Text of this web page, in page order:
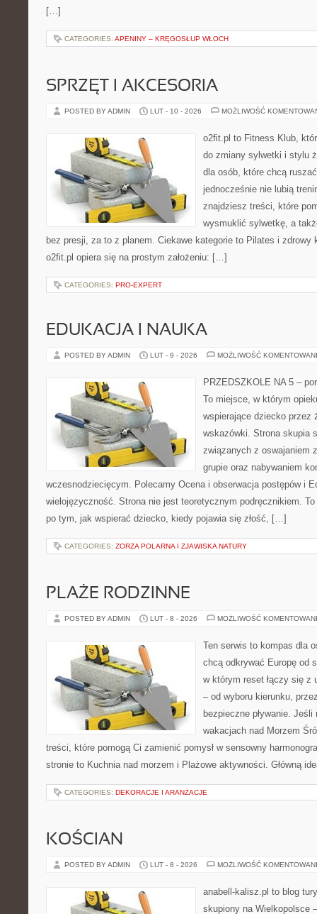
[…]
CATEGORIES: APENINY – KRĘGOSŁUP WŁOCH
SPRZĘT I AKCESORIA
POSTED BY ADMIN LUT - 10 - 2026 MOŻLIWOŚĆ
o2fit.pl to Fitness Klub,
do zmiany sylwetki i stylu
dla osób, które chcą
jednocześnie nie lubią
znajdziesz treści, które
wysmuklić sylwetkę, a
bez presji, za to z planem. Ciekawe kategorie to Pilates i zdrowy
o2fit.pl opiera się na prostym założeniu: […]
CATEGORIES: PRO-EXPERT
EDUKACJA I NAUKA
POSTED BY ADMIN LUT - 9 - 2026 MOŻLIWOŚĆ
PRZEDSZKOLE NA 5 –
To miejsce, w którym
wspierające dziecko przez
wskazówki. Strona skupia
związanych z oswajaniem
grupie oraz nabywaniem
wczesnodziecięcym. Polecamy Ocena i obserwacja postępów i
wielojęzyczność. Strona nie jest teoretycznym podręcznikiem.
po tym, jak wspierać dziecko, kiedy pojawia się złość, […]
CATEGORIES: ZORZA POLARNA I ZJAWISKA NATURY
PLAŻE RODZINNE
POSTED BY ADMIN LUT - 8 - 2026 MOŻLIWOŚĆ
Ten serwis to kompas dla
chcą odkrywać Europę od
w którym reset łączy się z
– od wyboru kierunku,
bezpieczne pływanie.
wakacjach nad Morzem
treści, które pomogą Ci zamienić pomysł w sensowny
stronie to Kuchnia nad morzem i Plażowe aktywności. Główną
CATEGORIES: DEKORACJE I ARANŻACJE
KOŚCIAN
POSTED BY ADMIN LUT - 8 - 2026 MOŻLIWOŚĆ
anabell-kalisz.pl to blog
skupiony na Wielkopolsce